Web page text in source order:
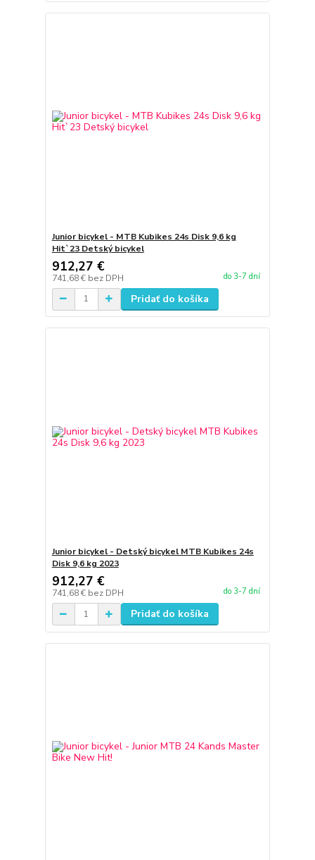
Junior bicykel - MTB Kubikes 24s Disk 9,6 kg
Hit`23 Detský bicykel
912,27 €
741,68 € bez DPH do 3-7 dní
Pridať do košíka
Junior bicykel - Detský bicykel MTB Kubikes 24s
Disk 9,6 kg 2023
912,27 €
741,68 € bez DPH do 3-7 dní
Pridať do košíka